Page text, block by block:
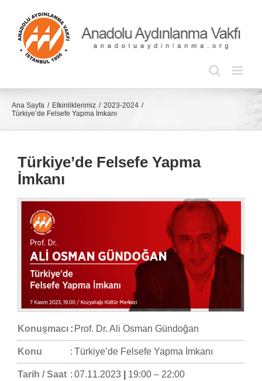
content
Ana Sayfa Etkinliklerimiz
2023-2024
Türkiye’de Felsefe Yapma İmkanı
Türkiye’de Felsefe Yapma
İmkanı
Konuşmacı : Prof. Dr. Ali Osman Gündoğan
Konu : Türkiye’de Felsefe Yapma İmkanı
Tarih / Saat : 07.11.2023 19:00 – 22:00